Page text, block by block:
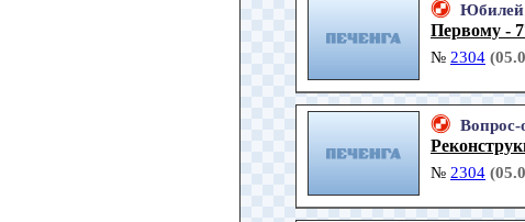
Юбилей
Первому -
№ 2304
Вопрос-
№ 2304